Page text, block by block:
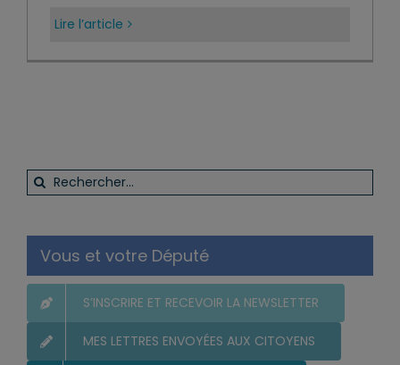
Lire l’article
Rechercher:
Vous et votre Député
S’INSCRIRE ET RECEVOIR LA NEWSLETTER
MES LETTRES ENVOYÉES AUX CITOYENS